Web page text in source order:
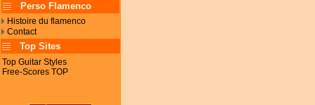
Perso Flamenco
Histoire du flamenco
Contact
Top Sites
Top Guitar Styles
Free-Scores TOP